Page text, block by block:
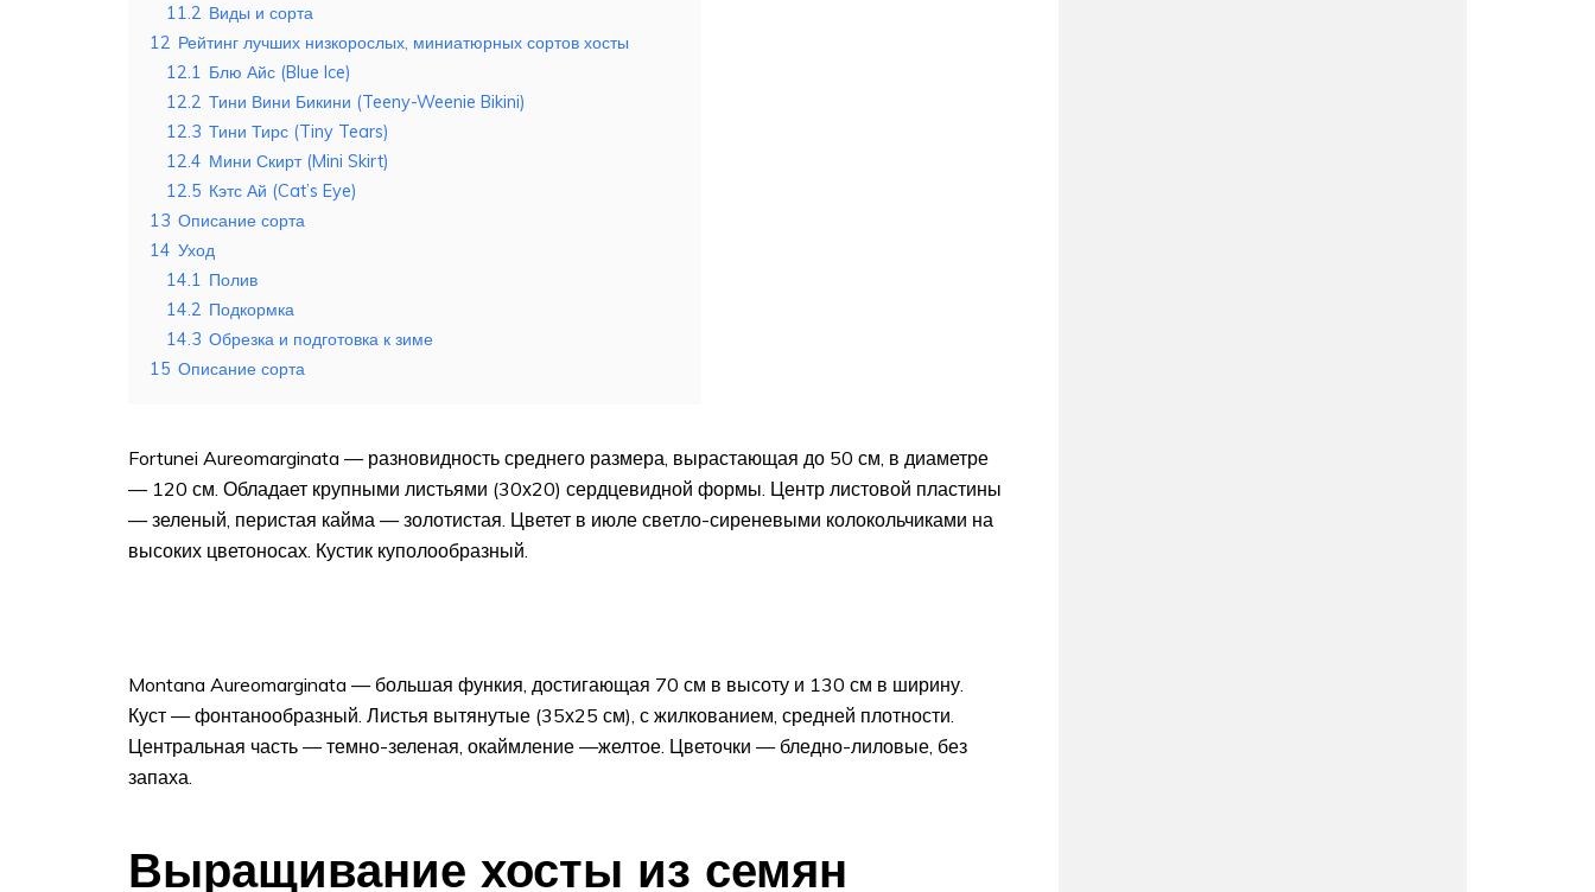
11.2 Виды и сорта
12 Рейтинг лучших низкорослых, миниатюрных сортов хосты
12.1
Блю Айс (Blue Ice)
12.2 Тини Вини Бикини (Teeny-Weenie Bikini)
12.3 Тини Тирс (Tiny Tears)
12.4 Мини Скирт (Mini Skirt)
12.5 Кэтс Ай (Cat’s Eye)
13 Описание сорта
14 Уход
14.1
Полив
14.2 Подкормка
14.3 Обрезка и подготовка к зиме
15 Описание сорта
Fortunei Aureomarginata — разновидность среднего размера, вырастающая до 50 см, в диаметре
— 120 см. Обладает крупными листьями (30х20) сердцевидной формы. Центр листовой пластины
— зеленый, перистая кайма — золотистая. Цветет в июле светло-сиреневыми колокольчиками на
высоких цветоносах. Кустик куполообразный.
Montana Aureomarginata — большая функия, достигающая 70 см в высоту и 130 см в ширину.
Куст — фонтанообразный. Листья вытянутые (35х25 см), с жилкованием, средней плотности.
Центральная часть — темно-зеленая, окаймление —желтое. Цветочки — бледно-лиловые, без
запаха.
Выращивание хосты из семян